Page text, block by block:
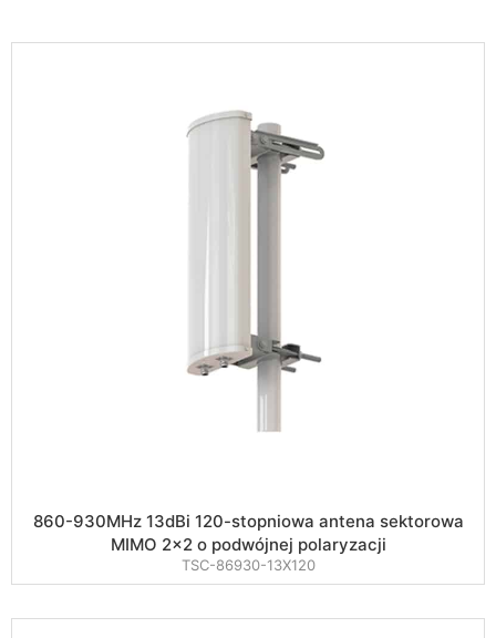
860-930MHz 13dBi 120-stopniowa antena sektorowa
MIMO 2×2 o podwójnej polaryzacji
TSC-86930-13X120